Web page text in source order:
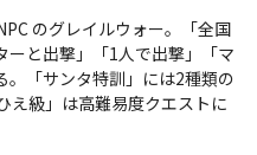
のグレイルウォー。「全国
ーと出撃」「1人で出撃」「マ
。「サンタ特訓」には2種類の
え級」は高難易度クエストに